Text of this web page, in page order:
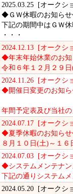
2025.03.25 [オークシ
◆ＧＷ休暇のお知ら
下記の期間中はＧＷ休
・・・
2024.12.13 [オークシ
◆年末年始休業のお
令和６年１２月２９
2024.11.26 [オークシ
◆開催日変更のお知
年間予定表及び当社
2024.07.17 [オークシ
◆夏季休暇のお知ら
８月１０日(土)～１６
2024.07.03 [オークシ
◆システムメンテナ
下記の通りシステム
2024.05.20 [オークシ